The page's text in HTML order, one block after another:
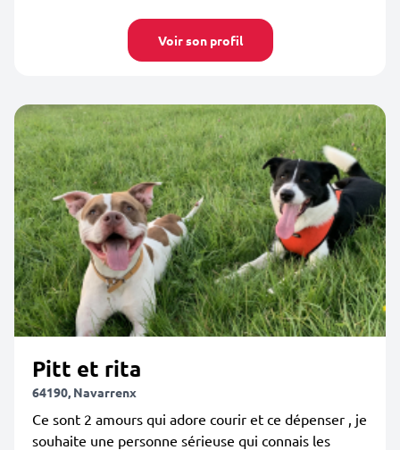
Voir son profil
Pitt et rita
64190, Navarrenx
Ce sont 2 amours qui adore courir et ce dépenser , je
souhaite une personne sérieuse qui connais les